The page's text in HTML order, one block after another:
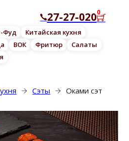
27-27-0200
Фуд
Китайская кухня
ВОК Фритюр
Салаты
Сэты Оками сэт